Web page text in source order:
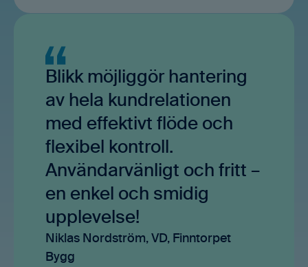
Blikk möjliggör hantering
av hela kundrelationen
med effektivt flöde och
flexibel kontroll.
Användarvänligt och fritt –
en enkel och smidig
upplevelse!
Niklas Nordström, VD, Finntorpet
Bygg